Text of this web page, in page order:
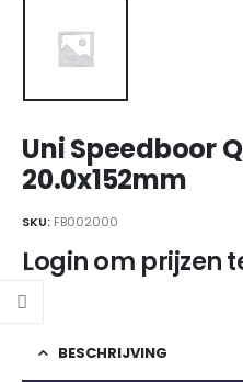
Uni Speedboor
20.0x152mm
SKU: FB002000
Login om prijzen
BESCHRIJVING